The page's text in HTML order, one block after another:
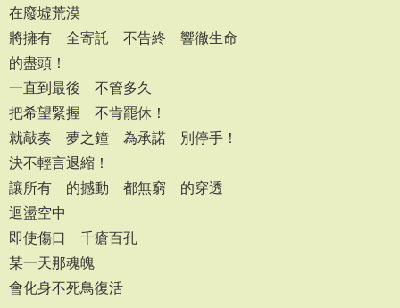
在廢墟荒漠
將擁有 全寄託 不告終 響徹生命
的盡頭！
一直到最後 不管多久
把希望緊握 不肯罷休！
就敲奏 夢之鐘 為承諾 別停手！
決不輕言退縮！
讓所有 的撼動 都無窮 的穿透
迴盪空中
即使傷口 千瘡百孔
某一天那魂魄
會化身不死鳥復活